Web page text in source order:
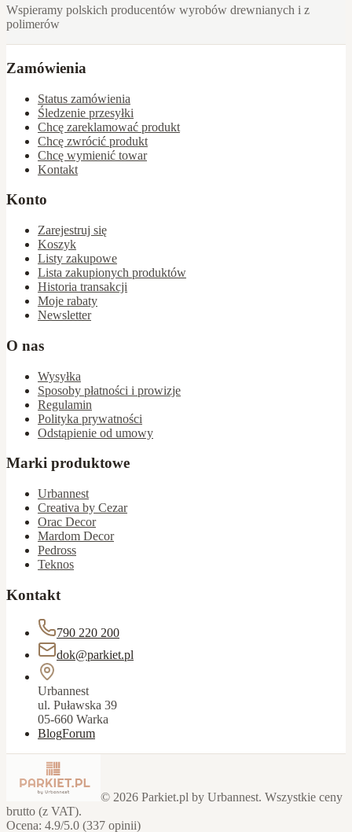
Wspieramy polskich producentów wyrobów drewnianych i z
polimerów
Zamówienia
Status zamówienia
Śledzenie przesyłki
Chcę zareklamować produkt
Chcę zwrócić produkt
Chcę wymienić towar
Kontakt
Konto
Zarejestruj się
Koszyk
Listy zakupowe
Lista zakupionych produktów
Historia transakcji
Moje rabaty
Newsletter
O nas
Wysyłka
Sposoby płatności i prowizje
Regulamin
Polityka prywatności
Odstąpienie od umowy
Marki produktowe
Urbannest
Creativa by Cezar
Orac Decor
Mardom Decor
Pedross
Teknos
Kontakt
790 220 200
dok@parkiet.pl
Urbannest
ul. Puławska 39
05-660 Warka
BlogForum
© 2026 Parkiet.pl by Urbannest. Wszystkie ceny
brutto (z VAT).
Ocena: 4.9/5.0 (337 opinii)